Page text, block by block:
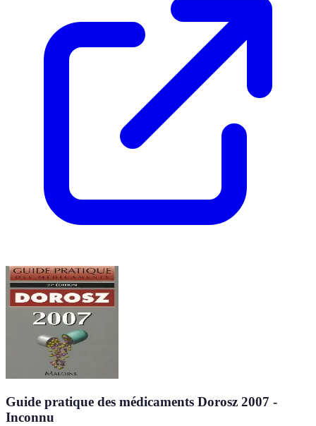
Guide pratique des médicaments Dorosz 2007 -
Inconnu